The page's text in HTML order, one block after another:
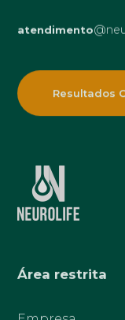
Área restrita
atendimento